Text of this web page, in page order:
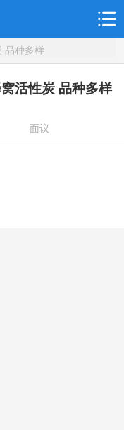
品种多样
活性炭 品种多样
面议